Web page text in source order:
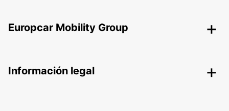
Europcar Mobility Group
Información legal